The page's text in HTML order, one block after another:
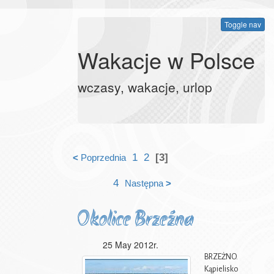
Toggle nav
Wakacje w Polsce
wczasy, wakacje, urlop
< Poprzednia 1 2 [3]
4 Następna >
Okolice Brzeźna
25 May 2012r.
BRZEŻNO.
Kąpielisko